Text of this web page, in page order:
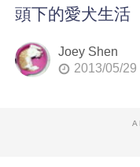
頭下的愛犬生活
Joey Shen
2013/05/29